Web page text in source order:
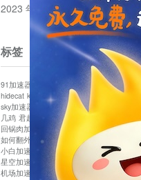
2023 年 11 月
标签
91加速器 bluelayer加速器
hidecat kuai500 panda加速器
plex加速器
sky加速器
telegram加速器 中信加速器
几鸡 君越加速器 哔咔漫画加速器
唐师
回锅肉加速器
坚果加速器 壹点加速器
如何翻外墙网站 小哈vp加速器
小火箭加
小白加速器
布谷vp加速器 心阶云 快连
星空加速器
最新版clash安卓下载
月光加
机场加速器
松果云 极快加速器
梯子加速